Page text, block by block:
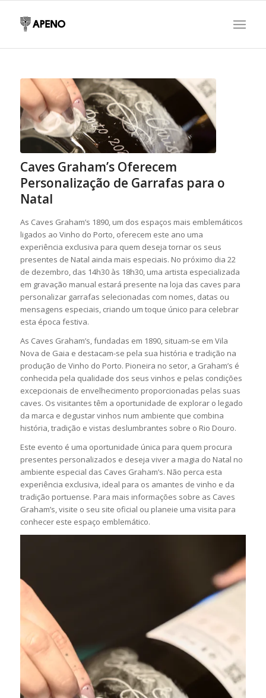
Caves Graham’s Oferecem
Personalização de Garrafas para o
Natal
As Caves Graham’s 1890, um dos espaços mais emblemáticos
ligados ao Vinho do Porto, oferecem este ano uma
experiência exclusiva para quem deseja tornar os seus
presentes de Natal ainda mais especiais. No próximo dia 22
de dezembro, das 14h30 às 18h30, uma artista especializada
em gravação manual estará presente na loja das caves para
personalizar garrafas selecionadas com nomes, datas ou
mensagens especiais, criando um toque único para celebrar
esta época festiva.
As Caves Graham’s, fundadas em 1890, situam-se em Vila
Nova de Gaia e destacam-se pela sua história e tradição na
produção de Vinho do Porto. Pioneira no setor, a Graham’s é
conhecida pela qualidade dos seus vinhos e pelas condições
excepcionais de envelhecimento proporcionadas pelas suas
caves. Os visitantes têm a oportunidade de explorar o legado
da marca e degustar vinhos num ambiente que combina
história, tradição e vistas deslumbrantes sobre o Rio Douro.
Este evento é uma oportunidade única para quem procura
presentes personalizados e deseja viver a magia do Natal no
ambiente especial das Caves Graham’s. Não perca esta
experiência exclusiva, ideal para os amantes de vinho e da
tradição portuense. Para mais informações sobre as Caves
Graham’s, visite o seu site oficial ou planeie uma visita para
conhecer este espaço emblemático.